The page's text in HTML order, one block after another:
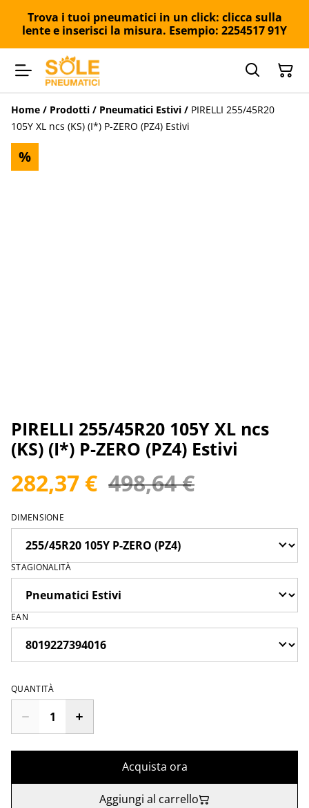
Trova i tuoi pneumatici in un click: clicca sulla
lente e inserisci la misura. Esempio: 2254517 91Y
Home / Prodotti / Pneumatici Estivi / PIRELLI 255/45R20
105Y XL ncs (KS) (I*) P-ZERO (PZ4) Estivi
%
PIRELLI 255/45R20 105Y XL ncs
(KS) (I*) P-ZERO (PZ4) Estivi
282,37 € 498,64 €
DIMENSIONE
STAGIONALITÀ
EAN
QUANTITÀ
Acquista ora
Aggiungi al carrello